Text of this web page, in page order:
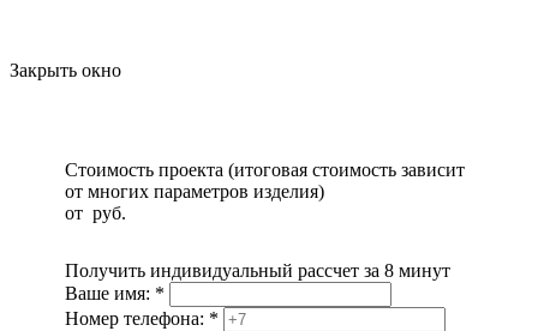
Закрыть окно
Стоимость проекта (итоговая стоимость зависит
от многих параметров изделия)
от руб.
Получить индивидуальный рассчет за 8 минут
Ваше имя: *
Номер телефона: *